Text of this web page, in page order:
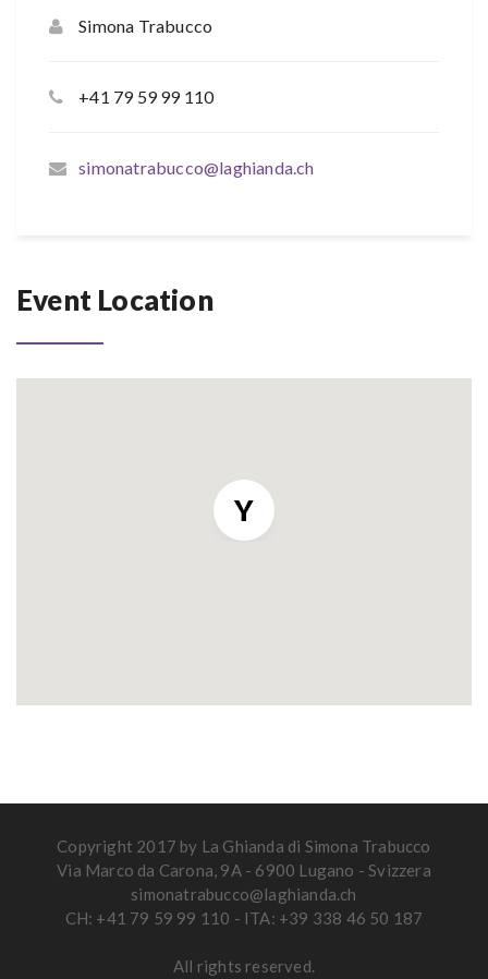
Simona Trabucco
+41 79 59 99 110
simonatrabucco@laghianda.ch
Event Location
Copyright 2017 by La Ghianda di Simona Trabucco
Via Marco da Carona, 9A - 6900 Lugano - Svizzera
simonatrabucco@laghianda.ch
CH: +41 79 59 99 110 - ITA: +39 338 46 50 187
All rights reserved.